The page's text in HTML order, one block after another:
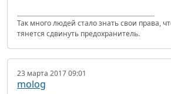
Так много людей стало знать свои права,
тянется сдвинуть предохранитель.
23 марта 2017 09:01
molog